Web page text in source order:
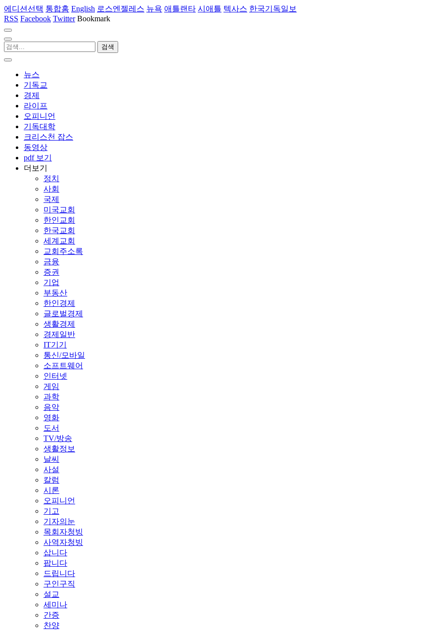
에디션선택 통합홈 English 로스엔젤레스 뉴욕 애틀랜타 시애틀 텍사스 한국기독일보
RSS Facebook Twitter Bookmark
뉴스
기독교
경제
라이프
오피니언
기독대학
크리스천 잡스
동영상
pdf 보기
더보기
정치
사회
국제
미국교회
한인교회
한국교회
세계교회
교회주소록
금융
증권
기업
부동산
한인경제
글로벌경제
생활경제
경제일반
IT기기
통신/모바일
소프트웨어
인터넷
게임
과학
음악
영화
도서
TV/방송
생활정보
날씨
사설
칼럼
시론
오피니언
기고
기자의눈
목회자청빙
사역자청빙
삽니다
팝니다
드립니다
구인구직
설교
세미나
간증
찬양